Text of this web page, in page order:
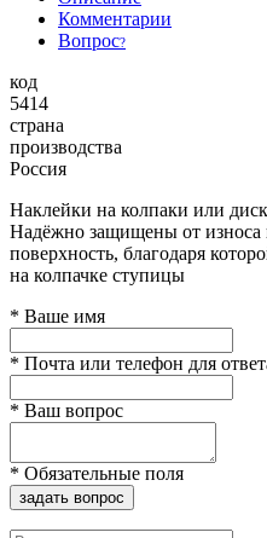
Комментарии
Вопрос?
код
5414
страна
производства
Россия
Наклейки на колпаки или
Надёжно защищены от
поверхность, благодаря
на колпачке ступицы
* Ваше имя
* Почта или телефон для
* Ваш вопрос
* Обязательные поля
задать вопрос